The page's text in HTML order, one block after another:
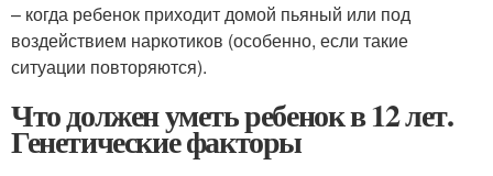
– когда ребенок приходит домой пьяный или под
воздействием наркотиков (особенно, если такие
ситуации повторяются).
Что должен уметь ребенок в 12 лет.
Генетические факторы